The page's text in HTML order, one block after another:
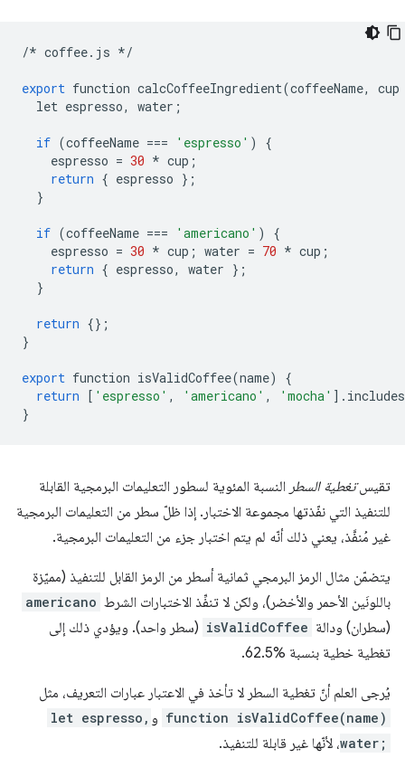
/* coffee. js */
export function calcCoffeeIngredient(coffeeName,
cup
let espresso, water ;
if (coffeeName === 'espresso' )
{
espresso = 30 * cup ;
return { espresso };
}
if (coffeeName === 'americano' )
{
espresso = 30 * cup ; water = 70 * cup ;
return { espresso, water };
}
return {};
}
export function isValidCoffee(name)
{
return [ 'espresso' , 'americano' , 'mocha' ] . includes
}
تقيستغطية السطر النسبة المئوية لسطور التعليمات البرمجية القابلة
للتنفيذ التي نفّذتها مجموعة الاختبار. إذا ظلّ سطر من التعليمات البرمجية
غير مُنفَّذ، يعني ذلك أنّه لم يتم اختبار جزء من التعليمات البرمجية.
يتضمّن مثال الرمز البرمجي ثمانية أسطر من الرمز القابل للتنفيذ (مميّزة
باللونَين الأحمر والأخضر)، ولكن لا تنفِّذ الاختبارات الشرط americano
(سطران) ودالة isValidCoffee (سطر واحد). ويؤدي ذلك إلى
تغطية خطية بنسبة %62.5.
يُرجى العلم أنّ تغطية السطر لا تأخذ في الاعتبار عبارات التعريف، مثل
function isValidCoffee(name) و let espresso,
water;، لأنّها غير قابلة للتنفيذ.